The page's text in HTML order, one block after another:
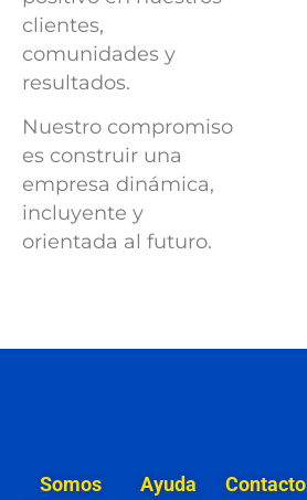
clientes,
comunidades y
resultados.
Nuestro compromiso
es construir una
empresa dinámica,
incluyente y
orientada al futuro.
Somos
Ayuda Contacto